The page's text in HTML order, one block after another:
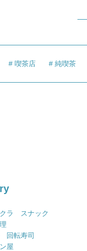
喫茶店 純喫茶
ラ スナック
回転寿司
屋